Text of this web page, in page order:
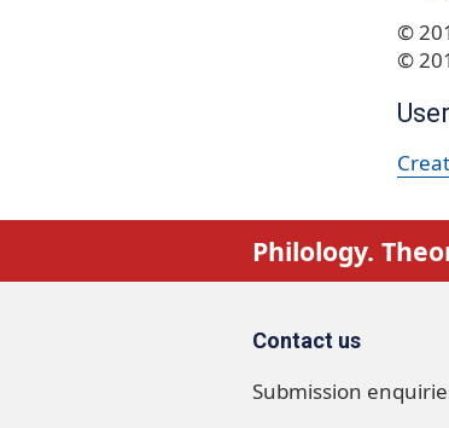
©
©
Philology.
Contact us
Submission